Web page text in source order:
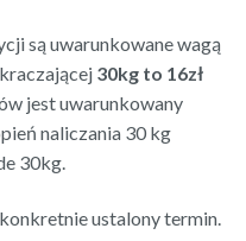
są uwarunkowane wagą
30kg to 16zł
jest uwarunkowany
naliczania 30 kg
30kg.
ustalony termin.